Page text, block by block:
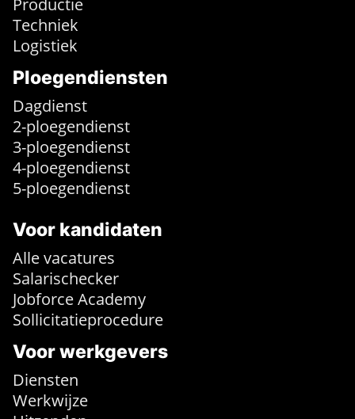
Productie
Techniek
Logistiek
Ploegendiensten
Dagdienst
2-ploegendienst
3-ploegendienst
4-ploegendienst
5-ploegendienst
Voor kandidaten
Alle vacatures
Salarischecker
Jobforce Academy
Sollicitatieprocedure
Voor werkgevers
Diensten
Werkwijze